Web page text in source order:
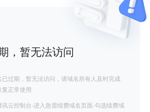
，暂无法访问
过期，暂无法访问，请域名所有人及时完成
复正常使用
云控制台-进入急需续费域名页面-勾选续费域